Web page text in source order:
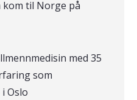
til Norge på
med 35
som
Oslo